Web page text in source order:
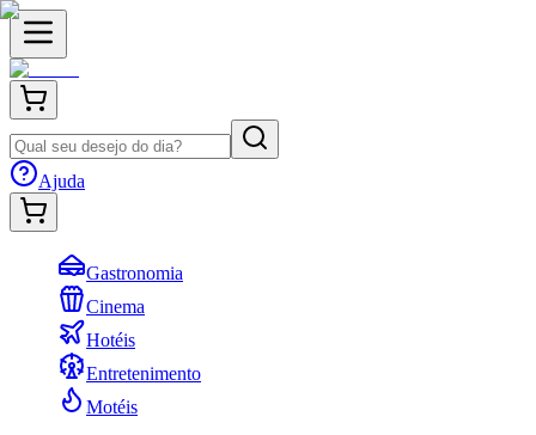
Ajuda
Gastronomia
Cinema
Hotéis
Entretenimento
Motéis